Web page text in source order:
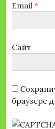
Email *
Сайт
браузере